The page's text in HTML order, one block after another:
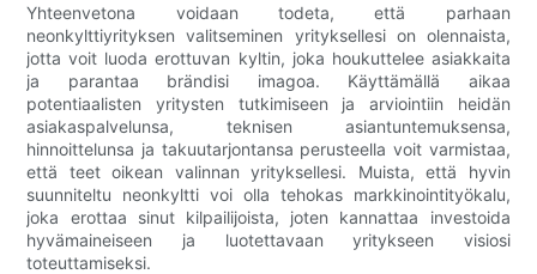
Yhteenvetona voidaan todeta, että parhaan
neonkylttiyrityksen valitseminen yrityksellesi on olennaista,
jotta voit luoda erottuvan kyltin, joka houkuttelee asiakkaita
ja parantaa brändisi imagoa. Käyttämällä aikaa
potentiaalisten yritysten tutkimiseen ja arviointiin heidän
asiakaspalvelunsa, teknisen asiantuntemuksensa,
hinnoittelunsa ja takuutarjontansa perusteella voit varmistaa,
että teet oikean valinnan yrityksellesi. Muista, että hyvin
suunniteltu neonkyltti voi olla tehokas markkinointityökalu,
joka erottaa sinut kilpailijoista, joten kannattaa investoida
hyvämaineiseen ja luotettavaan yritykseen visiosi
toteuttamiseksi.